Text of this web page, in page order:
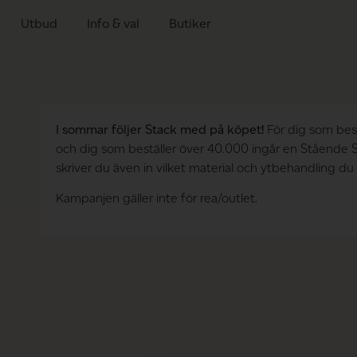
Utbud Info & val Butiker
I sommar följer Stack med på köpet! För dig som
och dig som beställer över 40.000 ingår en Stående
skriver du även in vilket material och ytbehandling
Kampanjen gäller inte för rea/outlet.